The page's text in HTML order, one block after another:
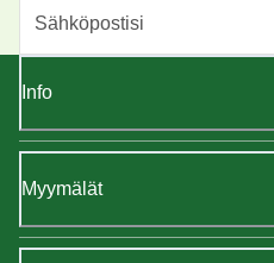
Info
Myymälät